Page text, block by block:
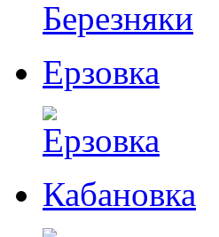
Ерзовка
Кабановка